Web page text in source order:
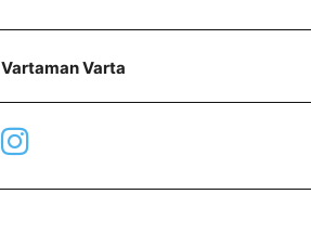
Vartaman Varta